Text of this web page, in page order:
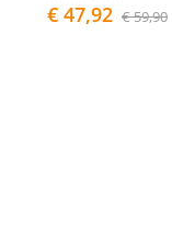
€ 47,92 € 59,90